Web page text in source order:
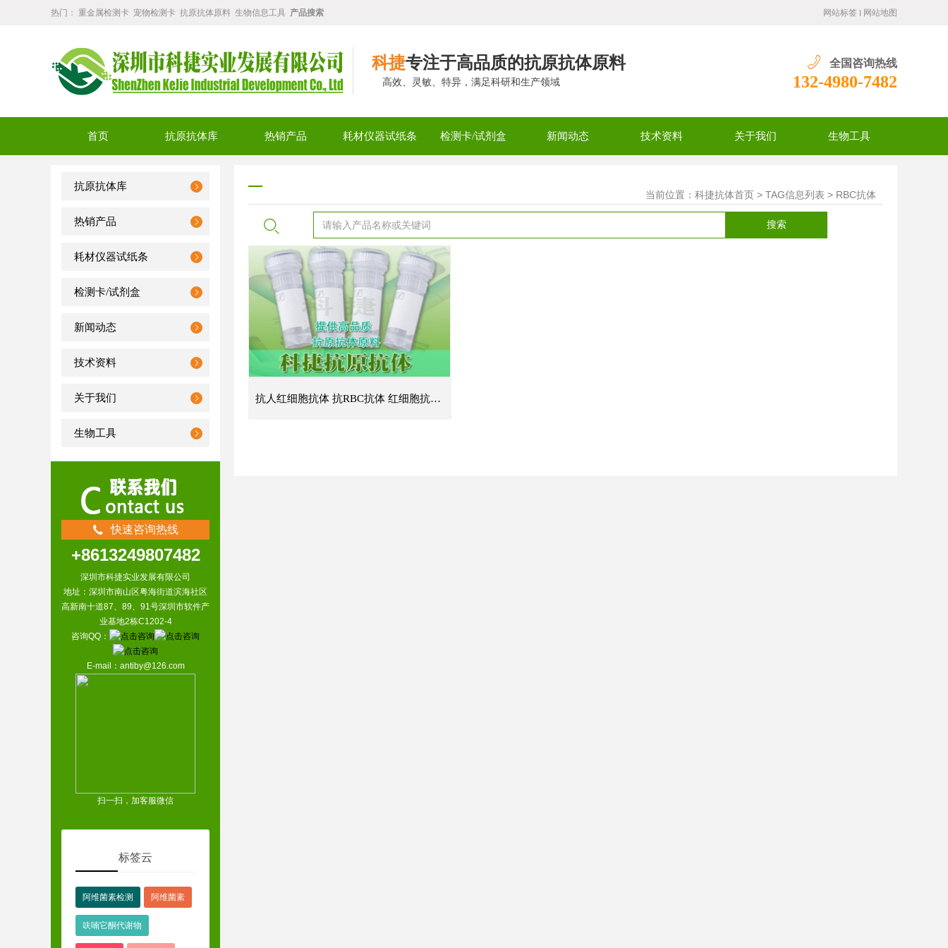
热门： 重金属检测卡 宠物检测卡 抗原抗体原料 生物信息工具 产品搜索 网站标签 网站地图
科捷专注于高品质的抗原抗体原料
高效、灵敏、特异，满足科研和生产领域
全国咨询热线
132-4980-7482
首页 抗原抗体库 热销产品 耗材仪器试纸条 检测卡/试剂盒 新闻动态 技术资料 关于我们 生物工具
抗原抗体库
热销产品
耗材仪器试纸条
检测卡/试剂盒
新闻动态
技术资料
关于我们
生物工具
快速咨询热线
+8613249807482
深圳市科捷实业发展有限公司
地址：深圳市南山区粤海街道滨海社区
高新南十道87、89、91号深圳市软件产
业基地2栋C1202-4
咨询QQ：
E-mail：antiby@126.com
扫一扫，加客服微信
标签云
阿维菌素检测 阿维菌素
呋喃它酮代谢物
当前位置：科捷抗体首页 > TAG信息列表 > RBC抗体
抗人红细胞抗体 抗RBC抗体 红细胞抗体 RBC抗体 RBC多抗 滤血专用 RBC单抗